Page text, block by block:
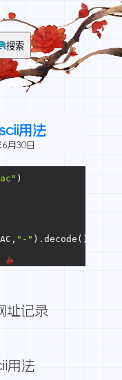
搜索
用法
月30日
)
"-" ).decode()
址记录
用法